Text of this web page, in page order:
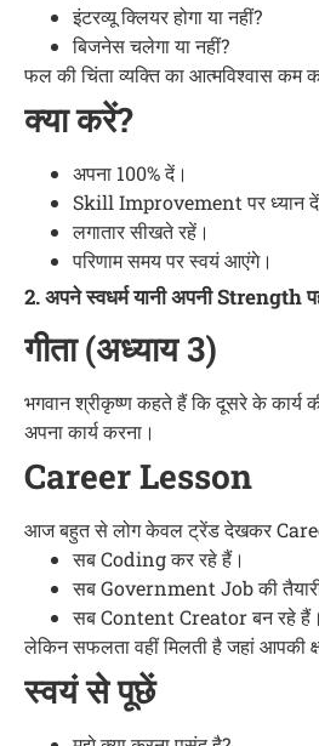
इंटरव्यू क्लियर होगा या नहीं?
बिजनेस चलेगा या नहीं?
फल की चिंता व्यक्ति का आत्मविश्वास कम
क्या करें?
अपना 100% दें।
Skill Improvement पर ध्यान
लगातार सीखते रहें।
परिणाम समय पर स्वयं आएंगे।
2. अपने स्वधर्म यानी अपनी Strength
गीता (अध्याय 3)
भगवान श्रीकृष्ण कहते हैं कि दूसरे के
अपना कार्य करना।
Career Lesson
आज बहुत से लोग केवल ट्रेंड देखकर
सब Coding कर रहे हैं।
सब Government Job की
सब Content Creator बन रहे हैं।
लेकिन सफलता वहीं मिलती है जहां आपकी
स्वयं से पूछें